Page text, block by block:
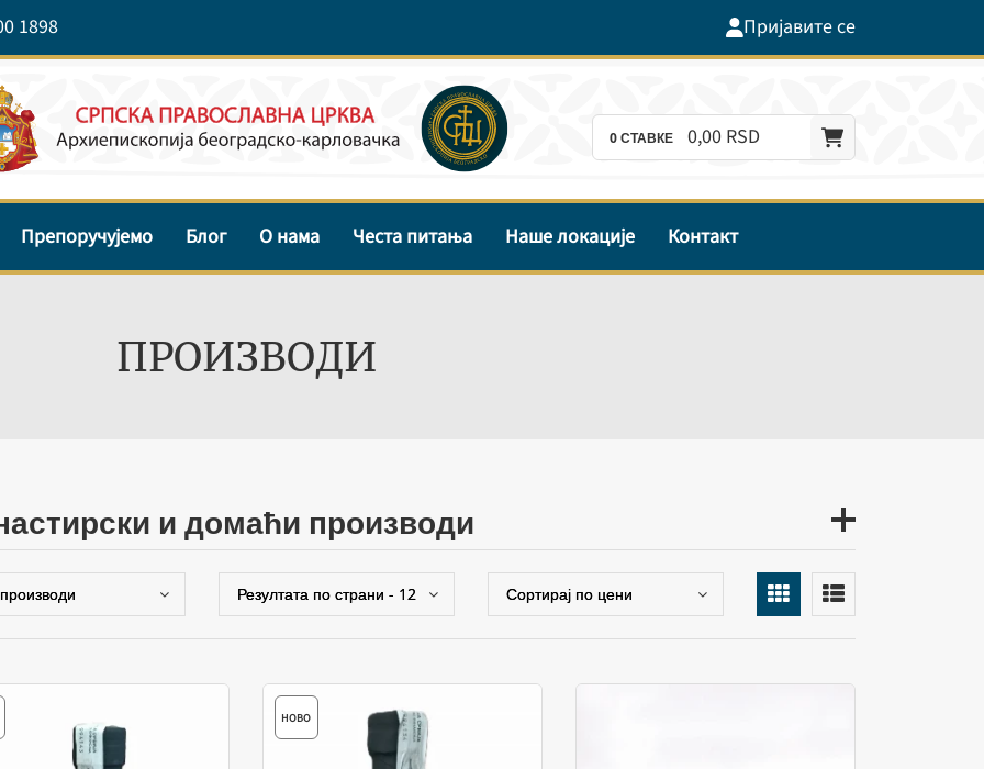
1898 Пријавите се
0СТАВКЕ 0,00 RSD
Препоручујемо Блог О нама Честа питања Наше локације Контакт
ПРОИЗВОДИ
и домаћи производи
НОВО